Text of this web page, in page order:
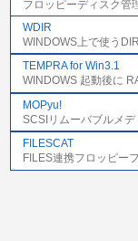
フロッピーディスク管
WDIR
WINDOWS上で使う
TEMPRA for Win3.1
WINDOWS 起動後に
MOPyu!
SCSIリムーバブルメ
FILESCAT
FILES連携フロッピー